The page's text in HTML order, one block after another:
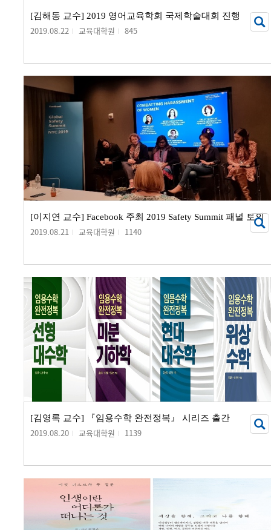
[김해동 교수] 2019 영어교육학회 국제학술대회 진행
2019.08.22 교육대학원 845
[이지연 교수] Facebook 주최 2019 Safety Summit 패널 토의
2019.08.21 교육대학원 1140
[김영록 교수] 『임용수학 완전정복』 시리즈 출간
2019.08.20 교육대학원 1139